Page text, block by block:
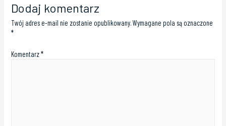
Dodaj komentarz
Twój adres e-mail nie zostanie opublikowany.Wymagane pola są oznaczone
*
Komentarz*